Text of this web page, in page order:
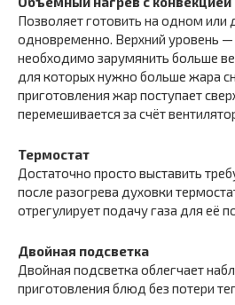
Позволяет готовить на одном или
одновременно. Верхний уровень
необходимо зарумянить больше
для которых нужно больше жара
приготовления жар поступает
перемешивается за счёт
Термостат
Достаточно просто выставить
после разогрева духовки
отрегулирует подачу газа для её
Двойная подсветка
Двойная подсветка облегчает
приготовления блюд без потери